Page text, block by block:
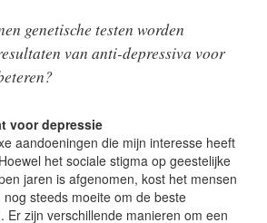
genetische testen worden
van anti-depressiva voor
voor depressie
aandoeningen die mijn interesse heeft
het sociale stigma op geestelijke
jaren is afgenomen, kost het mensen
steeds moeite om de beste
Er zijn verschillende manieren om een